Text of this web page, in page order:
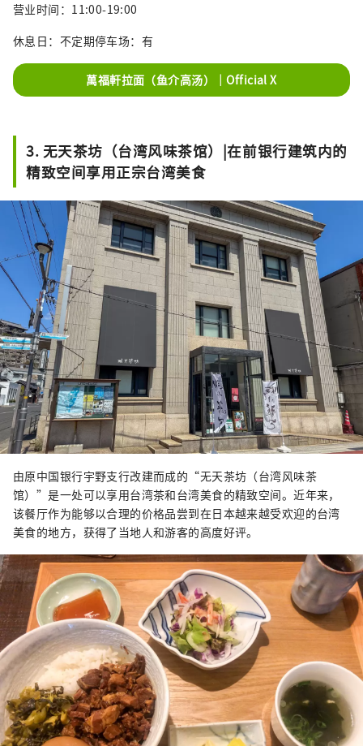
营业时间：11:00-19:00
休息日：不定期停车场：有
萬福軒拉面（鱼介高汤）｜Official X
3. 无天茶坊（台湾风味茶馆）|在前银行建筑内的
精致空间享用正宗台湾美食
由原中国银行宇野支行改建而成的“无天茶坊（台湾风味茶
馆）”是一处可以享用台湾茶和台湾美食的精致空间。近年来，
该餐厅作为能够以合理的价格品尝到在日本越来越受欢迎的台湾
美食的地方，获得了当地人和游客的高度好评。